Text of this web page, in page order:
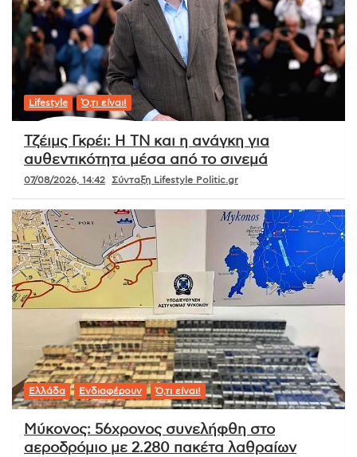
Lifestyle Ό,τι είναι!
Τζέιμς Γκρέι: Η ΤΝ και η ανάγκη για
αυθεντικότητα μέσα από το σινεμά
07/08/2026, 14:42 Σύνταξη Lifestyle Politic.gr
Ελλάδα Ενδιαφέρουν Ό,τι είναι!
Μύκονος: 56χρονος συνελήφθη στο
αεροδρόμιο με 2.280 πακέτα λαθραίων